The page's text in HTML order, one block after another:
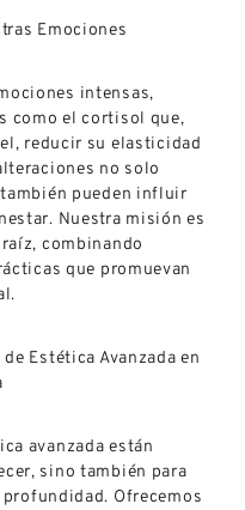
Emociones
intensas,
como el cortisol que,
reducir su elasticidad
no solo
pueden influir
Nuestra misión es
combinando
que promuevan
Estética Avanzada en
avanzada están
sino también para
Ofrecemos